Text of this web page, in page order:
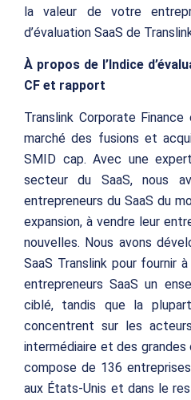
la valeur de votre
d’évaluation SaaS de
À propos de l’Indice
CF et rapport
Translink Corporate
marché des fusions et
SMID cap. Avec une
secteur du SaaS, nous
entrepreneurs du SaaS du
expansion, à vendre leur
nouvelles. Nous avons
SaaS Translink pour fournir
entrepreneurs SaaS un
ciblé, tandis que la
concentrent sur les
intermédiaire et des grandes
compose de 136
aux États-Unis et dans le